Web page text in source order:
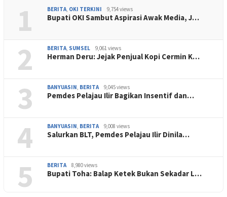
1 BERITA OKI TERKINI 9,754 views
Bupati OKI Sambut Aspirasi Awak Media, J…
2 BERITA SUMSEL 9,061 views
Herman Deru: Jejak Penjual Kopi Cermin K…
3 BANYUASIN BERITA 9,045 views
Pemdes Pelajau Ilir Bagikan Insentif dan…
4 BANYUASIN BERITA 9,008 views
Salurkan BLT, Pemdes Pelajau Ilir Dinila…
5 BERITA 8,980 views
Bupati Toha: Balap Ketek Bukan Sekadar L…